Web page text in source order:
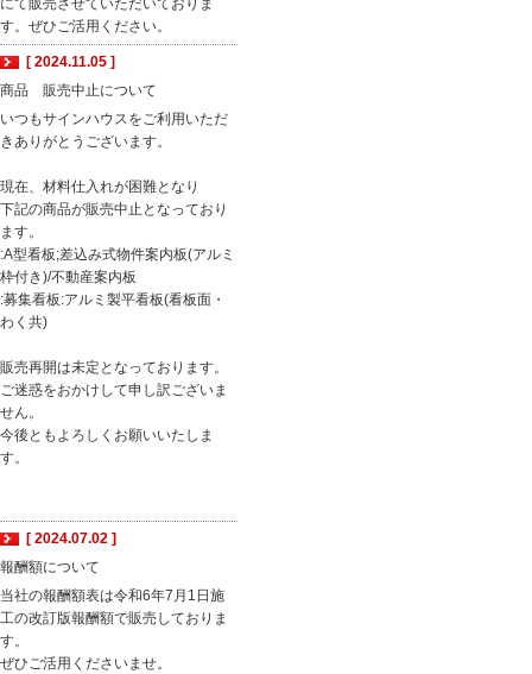
にて販売させていただいておりま
す。ぜひご活用ください。
[ 2024.11.05 ]
商品 販売中止について
いつもサインハウスをご利用いただ
きありがとうございます。
現在、材料仕入れが困難となり
下記の商品が販売中止となっており
ます。
:A型看板;差込み式物件案内板(アルミ
枠付き)/不動産案内板
:募集看板:アルミ製平看板(看板面・
わく共)
販売再開は未定となっております。
ご迷惑をおかけして申し訳ございま
せん。
今後ともよろしくお願いいたしま
す。
[ 2024.07.02 ]
報酬額について
当社の報酬額表は令和6年7月1日施
工の改訂版報酬額で販売しておりま
す。
ぜひご活用くださいませ。